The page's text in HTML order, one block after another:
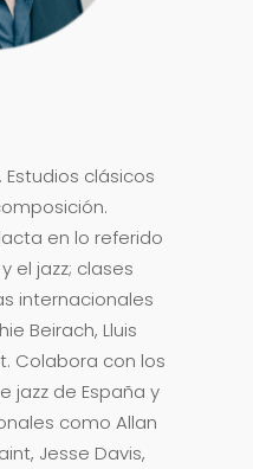
clásicos
en lo referido
el jazz; clases
internacionales
Beirach, Lluis
Colabora con los
jazz de España y
como Allan
Jesse Davis,